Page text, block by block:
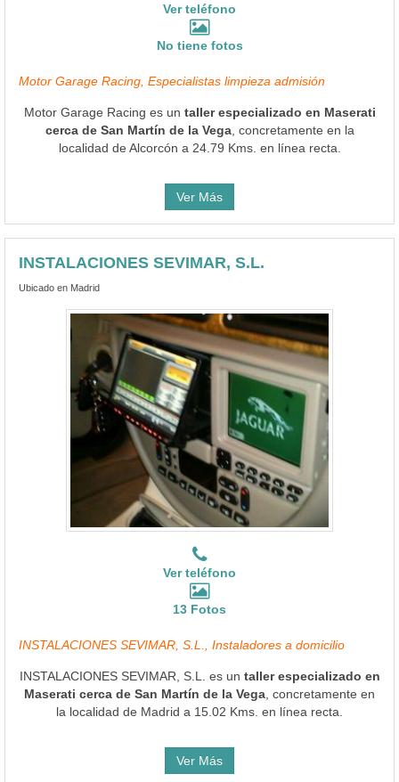
Ver teléfono
No tiene fotos
Motor Garage Racing, Especialistas limpieza admisión
Motor Garage Racing es un taller especializado en Maserati
cerca de San Martín de la Vega, concretamente en la
localidad de Alcorcón a 24.79 Kms. en línea recta.
Ver Más
INSTALACIONES SEVIMAR, S.L.
Ubicado en Madrid
Ver teléfono
13 Fotos
INSTALACIONES SEVIMAR, S.L., Instaladores a domicilio
INSTALACIONES SEVIMAR, S.L. es un taller especializado en
Maserati cerca de San Martín de la Vega , concretamente en
la localidad de Madrid a 15.02 Kms. en línea recta.
Ver Más